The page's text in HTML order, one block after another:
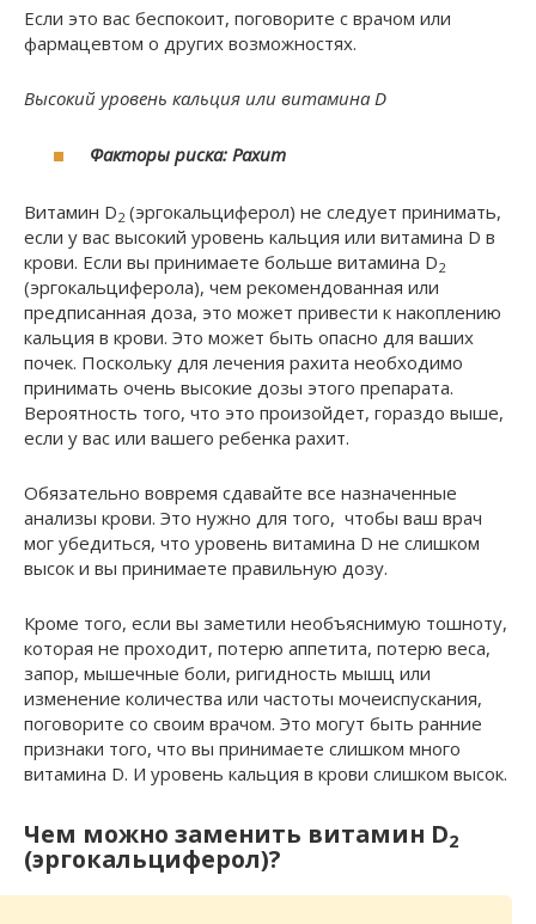
Если это вас беспокоит, поговорите с врачом или
фармацевтом о других возможностях.
Высокий уровень кальция или витамина D
Факторы риска: Рахит
Витамин D2 (эргокальциферол) не следует принимать,
если у вас высокий уровень кальция или витамина D в
крови. Если вы принимаете больше витамина D2
(эргокальциферола), чем рекомендованная или
предписанная доза, это может привести к накоплению
кальция в крови. Это может быть опасно для ваших
почек. Поскольку для лечения рахита необходимо
принимать очень высокие дозы этого препарата.
Вероятность того, что это произойдет, гораздо выше,
если у вас или вашего ребенка рахит.
Обязательно вовремя сдавайте все назначенные
анализы крови. Это нужно для того, чтобы ваш врач
мог убедиться, что уровень витамина D не слишком
высок и вы принимаете правильную дозу.
Кроме того, если вы заметили необъяснимую тошноту,
которая не проходит, потерю аппетита, потерю веса,
запор, мышечные боли, ригидность мышц или
изменение количества или частоты мочеиспускания,
поговорите со своим врачом. Это могут быть ранние
признаки того, что вы принимаете слишком много
витамина D. И уровень кальция в крови слишком высок.
Чем можно заменить витамин D2
(эргокальциферол)?